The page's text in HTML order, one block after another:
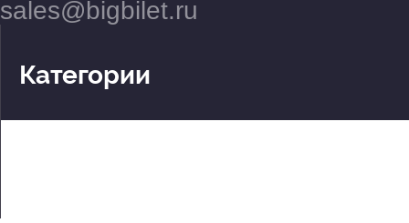
sales@bigbilet.ru
Категории
Театры